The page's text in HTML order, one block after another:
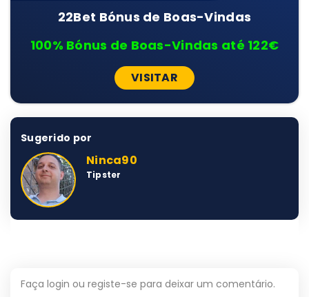
22Bet Bónus de Boas-Vindas
100% Bónus de Boas-Vindas até 122€
VISITAR
Sugerido por
Ninca90
Tipster
Faça login ou registe-se para deixar um comentário.